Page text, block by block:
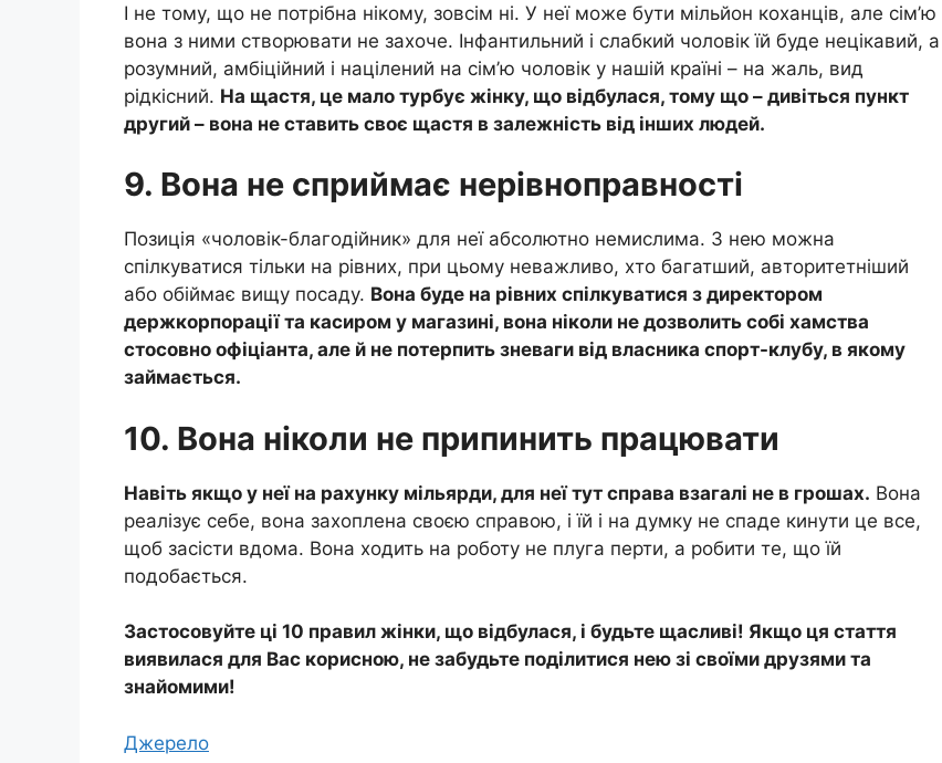
І не тому, що не потрібна нікому, зовсім ні. У неї може бути мільйон коханців, але сім’ю
вона з ними створювати не захоче. Інфантильний і слабкий чоловік їй буде нецікавий, а
розумний, амбіційний і націлений на сім’ю чоловік у нашій країні – на жаль, вид
рідкісний. На щастя, це мало турбує жінку, що відбулася, тому що – дивіться пункт
другий – вона не ставить своє щастя в залежність від інших людей.
9. Вона не сприймає нерівноправності
Позиція «чоловік-благодійник» для неї абсолютно немислима. З нею можна
спілкуватися тільки на рівних, при цьому неважливо, хто багатший, авторитетніший
або обіймає вищу посаду. Вона буде на рівних спілкуватися з директором
держкорпорації та касиром у магазині, вона ніколи не дозволить собі хамства
стосовно офіціанта, але й не потерпить зневаги від власника спорт-клубу, в якому
займається.
10. Вона ніколи не припинить працювати
Навіть якщо у неї на рахунку мільярди, для неї тут справа взагалі не в грошах. Вона
реалізує себе, вона захоплена своєю справою, і їй і на думку не спаде кинути це все,
щоб засісти вдома. Вона ходить на роботу не плуга перти, а робити те, що їй
подобається.
Застосовуйте ці 10 правил жінки, що відбулася, і будьте щасливі! Якщо ця стаття
виявилася для Вас корисною, не забудьте поділитися нею зі своїми друзями та
знайомими!
Джерело